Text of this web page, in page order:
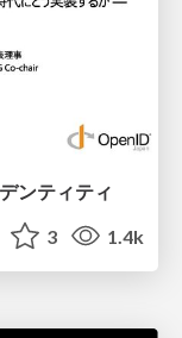
ンティティ
3 1.4k